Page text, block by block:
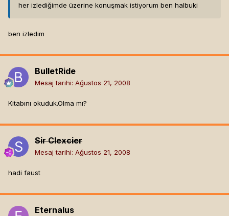
her izlediğimde üzerine konuşmak istiyorum ben halbuki
ben izledim
BulletRide
Mesaj tarihi: Ağustos 21, 2008
Kitabını okuduk.Olma mı?
Sir Clexcier
Mesaj tarihi: Ağustos 21, 2008
hadi faust
Eternalus